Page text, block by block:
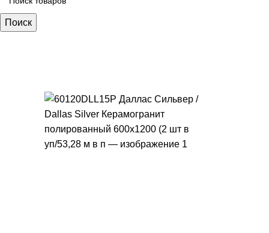
Поиск